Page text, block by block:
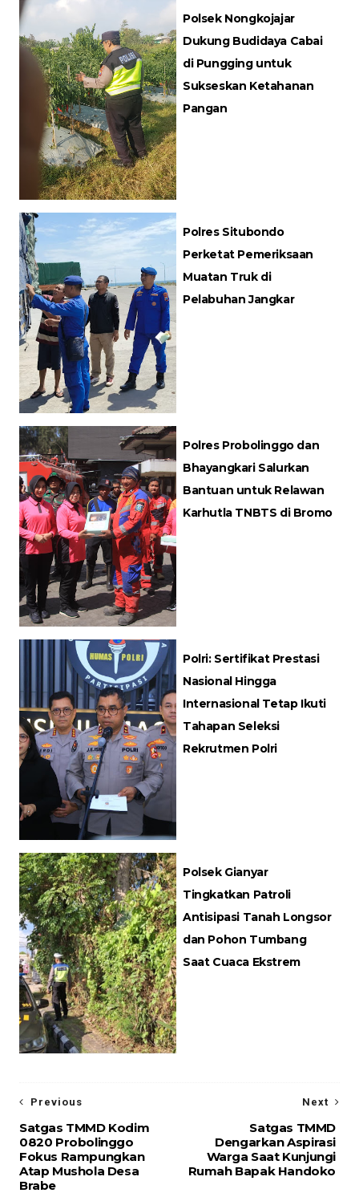
Polsek Nongkojajar
Dukung Budidaya Cabai
di Pungging untuk
Sukseskan Ketahanan
Pangan
Polres Situbondo
Perketat Pemeriksaan
Muatan Truk di
Pelabuhan Jangkar
Polres Probolinggo dan
Bhayangkari Salurkan
Bantuan untuk Relawan
Karhutla TNBTS di Bromo
Polri: Sertifikat Prestasi
Nasional Hingga
Internasional Tetap Ikuti
Tahapan Seleksi
Rekrutmen Polri
Polsek Gianyar
Tingkatkan Patroli
Antisipasi Tanah Longsor
dan Pohon Tumbang
Saat Cuaca Ekstrem
Next
Satgas TMMD
Dengarkan Aspirasi
Warga Saat Kunjungi
Rumah Bapak Handoko
Previous
Satgas TMMD Kodim
0820 Probolinggo
Fokus Rampungkan
Atap Mushola Desa
Brabe